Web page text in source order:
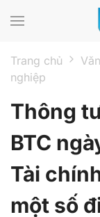
Trang chủ
nghiệp
Thông
BTC
Tài
một số